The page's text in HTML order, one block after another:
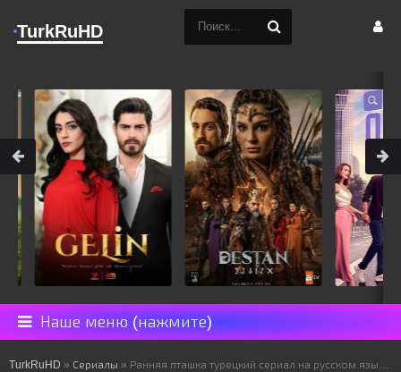
Наше меню (нажмите)
TurkRuHD » Сериалы » Ранняя пташка турецкий сериал на русском языке все серии смотреть онлайн бесплатно подряд
TurkRuHD